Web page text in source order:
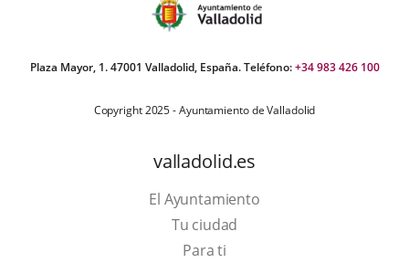
Plaza Mayor, 1. 47001 Valladolid, España. Teléfono:+34 983 426 100
Copyright 2025 - Ayuntamiento de Valladolid
valladolid.es
El Ayuntamiento
Tu ciudad
Para ti